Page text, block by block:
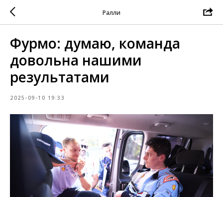
Ралли
Фурмо: думаю, команда
довольна нашими
результатами
2025-09-10 19:33